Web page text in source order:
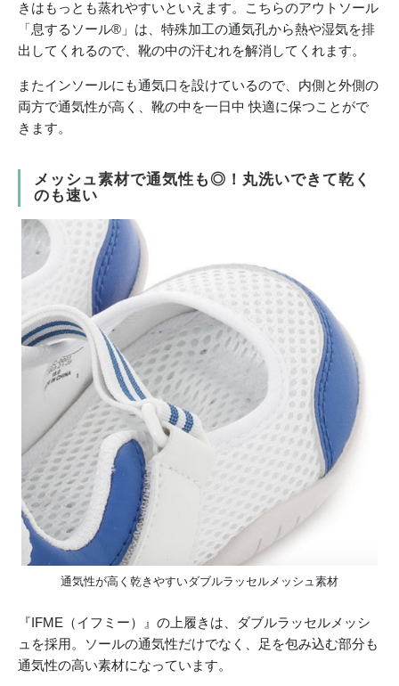
きはもっとも蒸れやすいといえます。こちらのアウトソール
「息するソール®︎」は、特殊加工の通気孔から熱や湿気を排
出してくれるので、靴の中の汗むれを解消してくれます。
またインソールにも通気口を設けているので、内側と外側の
両方で通気性が高く、靴の中を一日中 快適に保つことがで
きます。
メッシュ素材で通気性も◎！丸洗いできて乾く
のも速い
通気性が高く乾きやすいダブルラッセルメッシュ素材
『IFME（イフミー）』の上履きは、ダブルラッセルメッシ
ュを採用。ソールの通気性だけでなく、足を包み込む部分も
通気性の高い素材になっています。